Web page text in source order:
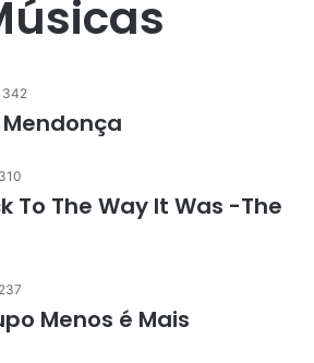
342
310
To The Way It Was -The
237
Menos é Mais